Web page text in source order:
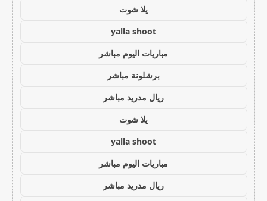
يلا شوت
yalla shoot
مباريات اليوم مباشر
برشلونة مباشر
ريال مدريد مباشر
يلا شوت
yalla shoot
مباريات اليوم مباشر
ريال مدريد مباشر